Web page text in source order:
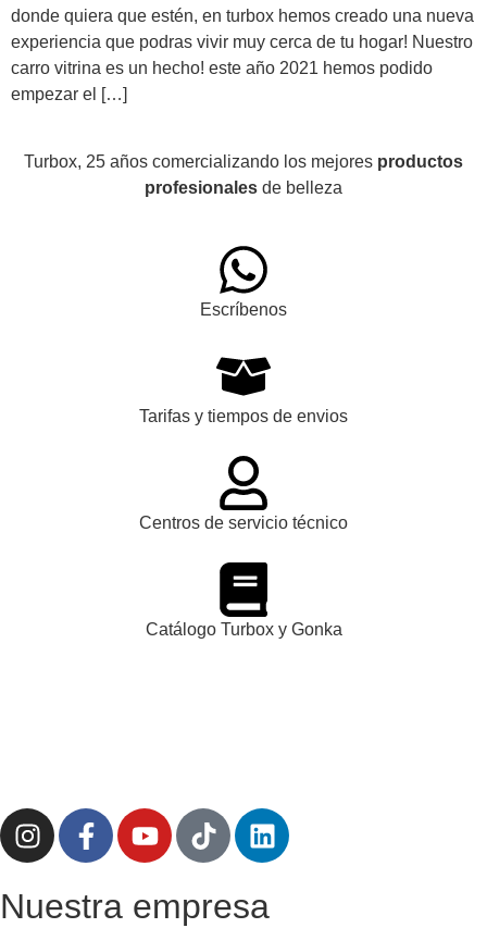
donde quiera que estén, en turbox hemos creado una nueva
experiencia que podras vivir muy cerca de tu hogar! Nuestro
carro vitrina es un hecho! este año 2021 hemos podido
empezar el […]
Turbox, 25 años comercializando los mejores productos
profesionales de belleza
Escríbenos
Tarifas y tiempos de envios
Centros de servicio técnico
Catálogo Turbox y Gonka
Nuestra empresa